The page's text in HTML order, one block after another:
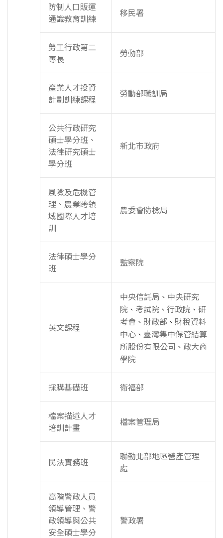
防制人口販運
通識教育訓練
移民署
勞工行政第二
專長
勞動部
產業人才投資
計劃訓練課程
勞動部職訓局
公共行政研究
碩士學分班、
法律研究碩士
學分班
新北市政府
風險及危機管
理、農業跨領
域國際人才培
訓
農委會防檢局
法律碩士學分
班
監察院
英文課程
中央信託局 、 中央研究
院 、 考試院 、 行政院 、 研
考會 、 財政部 、 財稅資料
中心 、 臺灣集中保管結算
所股份有限公司 、 政大商
學院
採購基礎班 衛福部
檔案描述人才
培訓計畫
檔案管理局
民法實務班
聯勤北部地區營產管理
處
高階警政人員
領導管理、警
政領導與公共
安全碩士學分
警政署